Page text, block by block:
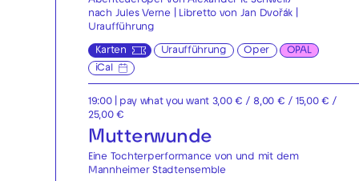
nach Jules Verne | Libretto von Jan Dvořák |
Uraufführung
Karten Uraufführung Oper
OPAL
iCal
19:00 | pay what you want 3,00 € / 8,00 € / 15,00 € /
25,00 €
Mutterwunde
Eine Tochterperformance von und mit dem
Mannheimer Stadtensemble